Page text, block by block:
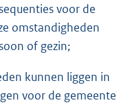
voor de
omstandigheden
of gezin;
kunnen liggen in
voor de gemeente